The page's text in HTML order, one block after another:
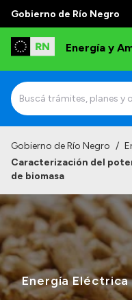
Gobierno de Río Negro
Energía y
Institucional
Misión
Autoridades
Normativa
Reportes
Gobierno de Río Negro /
Caracterización del
de biomasa
Energía Eléctrica